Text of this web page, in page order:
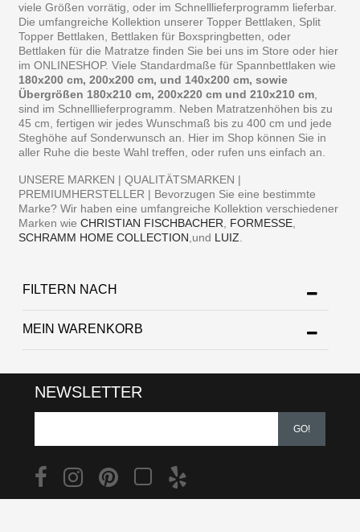
viele Größen vorrätig, oder im Schnelllieferprogramm lieferbar.
Die umfangreiche Kollektion unserer Topper Bettlaken, Split
Topper Bettlaken, Bettlaken für Boxspringbetten, oder
Bettlaken für die Matratze finden Sie bei uns im Store oder hier
im ONLINESHOP. Viele Standardmaße für Spannbettlaken wie
180x200 cm, 200x200 cm, und 140x200 cm, sowie
Übergrößen 180x210 cm, 200x220 cm und 210x210 cm,
sind im Schnelllieferprogramm. Neben Matratzenhöhen bis zu
45 cm, fertigen wir jedes Wunschmaß bis zu 400 cm und jede
Steghöhe auf Sonderwunsch an. Hier im Shop können Sie in
aller Ruhe die beste Wahl treffen, oder rufen uns einfach an.
UNSERE MARKEN | QUALITÄTSMARKEN |
PREMIUMHERSTELLER | Bevorzugen Sie eine bestimmte
Marke? Wir haben eine umfangreiche Kollektion verschiedener
Marken wieCHRISTIAN FISCHBACHER, FORMESSE,
SCHRAMM HOME COLLECTION,und LUIZ.
FILTERN NACH
MEIN WARENKORB
NEWSLETTER
GO!